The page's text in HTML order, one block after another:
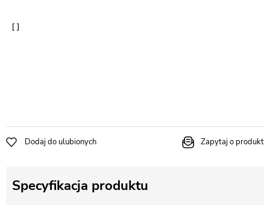
Dodaj do ulubionych Zapytaj o produkt
Specyfikacja produktu